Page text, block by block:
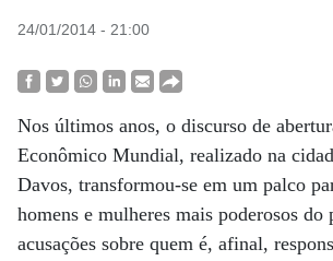
24/01/2014 - 21:00
Nos últimos anos, o discurso de
Econômico Mundial, realizado na
Davos, transformou-se em um palco
homens e mulheres mais poderosos do
acusações sobre quem é, afinal,